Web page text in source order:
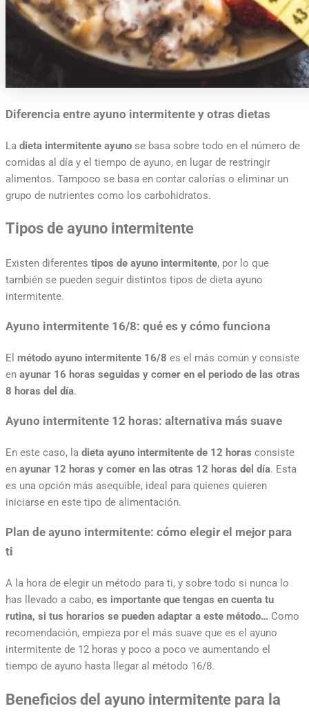
Diferencia entre ayuno intermitente y otras dietas
La dieta intermitente ayuno se basa sobre todo en el número de
comidas al día y el tiempo de ayuno, en lugar de restringir
alimentos. Tampoco se basa en contar calorías o eliminar un
grupo de nutrientes como los carbohidratos.
Tipos de ayuno intermitente
Existen diferentes tipos de ayuno intermitente, por lo que
también se pueden seguir distintos tipos de dieta ayuno
intermitente.
Ayuno intermitente 16/8: qué es y cómo funciona
El método ayuno intermitente 16/8 es el más común y consiste
en ayunar 16 horas seguidas y comer en el periodo de las otras
8 horas del día.
Ayuno intermitente 12 horas: alternativa más suave
En este caso, la dieta ayuno intermitente de 12 horas consiste
en ayunar 12 horas y comer en las otras 12 horas del día. Esta
es una opción más asequible, ideal para quienes quieren
iniciarse en este tipo de alimentación.
Plan de ayuno intermitente: cómo elegir el mejor para
ti
A la hora de elegir un método para ti, y sobre todo si nunca lo
has llevado a cabo, es importante que tengas en cuenta tu
rutina, si tus horarios se pueden adaptar a este método… Como
recomendación, empieza por el más suave que es el ayuno
intermitente de 12 horas y poco a poco ve aumentando el
tiempo de ayuno hasta llegar al método 16/8.
Beneficios del ayuno intermitente para la